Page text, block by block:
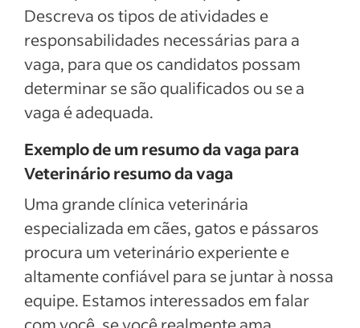
Descreva os tipos de atividades e
responsabilidades necessárias para a
vaga, para que os candidatos possam
determinar se são qualificados ou se a
vaga é adequada.
Exemplo de um resumo da vaga para
Veterinário resumo da vaga
Uma grande clínica veterinária
especializada em cães, gatos e pássaros
procura um veterinário experiente e
altamente confiável para se juntar à nossa
equipe. Estamos interessados em falar